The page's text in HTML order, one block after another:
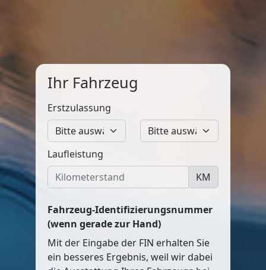
Ihr Fahrzeug
Erstzulassung
Laufleistung
KM
Fahrzeug-Identifizierungsnummer
(wenn gerade zur Hand)
Mit der Eingabe der FIN erhalten Sie
ein besseres Ergebnis, weil wir dabei